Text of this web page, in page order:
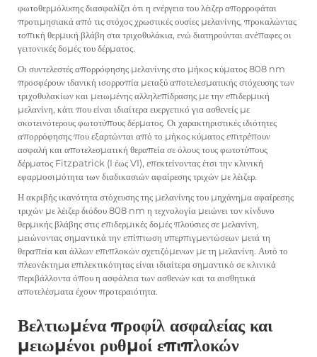
φωτοθερμόλυσης διασφαλίζει ότι η ενέργεια του λέιζερ απορροφάται
προτιμησιακά από τις στόχος χρωστικές ουσίες μελανίνης, προκαλώντας
τοπική θερμική βλάβη στα τριχοθυλάκια, ενώ διατηρούνται ανέπαφες οι
γειτονικές δομές του δέρματος.
Οι συντελεστές απορρόφησης μελανίνης στο μήκος κύματος 808 nm
προσφέρουν ιδανική ισορροπία μεταξύ αποτελεσματικής στόχευσης των
τριχοθυλακίων και μειωμένης αλληλεπίδρασης με την επιδερμική
μελανίνη, κάτι που είναι ιδιαίτερα ευεργετικό για ασθενείς με
σκοτεινότερους φωτοτύπους δέρματος. Οι χαρακτηριστικές ιδιότητες
απορρόφησης που εξαρτώνται από το μήκος κύματος επιτρέπουν
ασφαλή και αποτελεσματική θεραπεία σε όλους τους φωτοτύπους
δέρματος Fitzpatrick (I έως VI), επεκτείνοντας έτσι την κλινική
εφαρμοσιμότητα των διαδικασιών αφαίρεσης τριχών με λέιζερ.
Η ακριβής ικανότητα στόχευσης της μελανίνης του μηχάνημα αφαίρεσης
τριχών με λέιζερ διόδου 808 nm η τεχνολογία μειώνει τον κίνδυνο
θερμικής βλάβης στις επιδερμικές δομές πλούσιες σε μελανίνη,
μειώνοντας σημαντικά την επίπτωση υπερπιγμεντώσεων μετά τη
θεραπεία και άλλων επιπλοκών σχετιζόμενων με τη μελανίνη. Αυτό το
πλεονέκτημα επιλεκτικότητας είναι ιδιαίτερα σημαντικό σε κλινικά
περιβάλλοντα όπου η ασφάλεια των ασθενών και τα αισθητικά
αποτελέσματα έχουν προτεραιότητα.
Βελτιωμένα προφίλ ασφαλείας και
μειωμένοι ρυθμοί επιπλοκών